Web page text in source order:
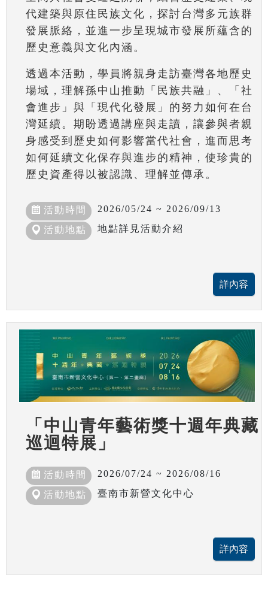
代建築與原住民族文化，探討台灣多元族群
發展脈絡，並進一步呈現城市發展所蘊含的
歷史意義與文化內涵。
透過本活動，學員將親身走訪臺灣各地歷史
場域，理解孫中山推動「民族共融」、「社
會進步」與「現代化發展」的努力如何在台
灣延續。期盼透過講座與走讀，讓參與者親
身感受到歷史如何影響當代社會，進而思考
如何延續文化保存與進步的精神，使珍貴的
歷史資產得以被認識、理解並傳承。
活動時間 2026/05/24 ~ 2026/09/13
活動地點 地點詳見活動介紹
「中山青年藝術獎十週年典藏
巡迴特展」
活動時間 2026/07/24 ~ 2026/08/16
活動地點 臺南市新營文化中心